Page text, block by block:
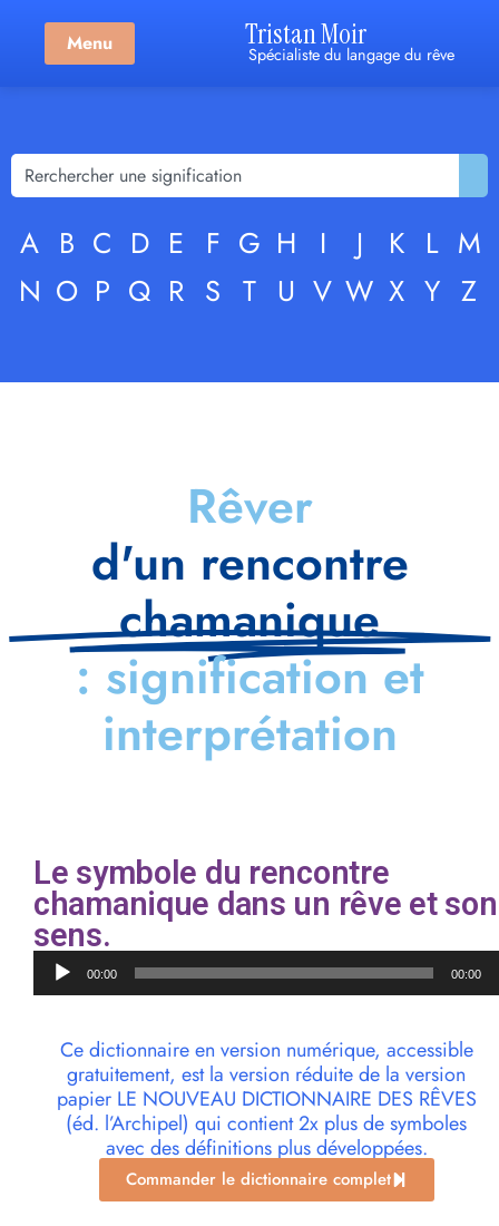
Menu Tristan Moir
Spécialiste du langage du rêve
A B C D E F G H I J K L M
N O P Q R S T U V W X Y Z
Rêver
d'un rencontre
chamanique
: signification et
interprétation
Le symbole du rencontre
chamanique dans un rêve et son
sens.
Lecteur
audio00:00 00:00
Ce dictionnaire en version numérique, accessible
gratuitement, est la version réduite de la version
papier LE NOUVEAU DICTIONNAIRE DES RÊVES
(éd. l’Archipel) qui contient 2x plus de symboles
avec des définitions plus développées.
Commander le dictionnaire complet